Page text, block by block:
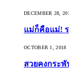
DECEMBER 28,
แม่ก็คือแม่! ร
OCTOBER 1, 2018
สวยคงกระพั